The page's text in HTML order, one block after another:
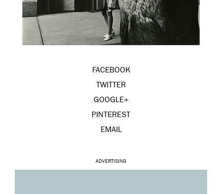
FACEBOOK
TWITTER
GOOGLE+
PINTEREST
EMAIL
ADVERTISING